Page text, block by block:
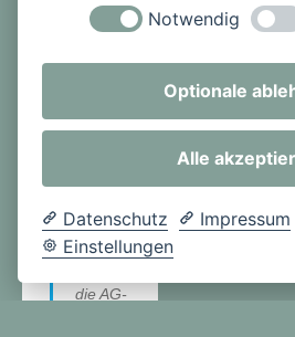
eine
ngießer
Deutsc
hland
ist. Hier
die AG-
Notwendig
Optionale
Alle
Datenschutz
Impressum
Einstellungen